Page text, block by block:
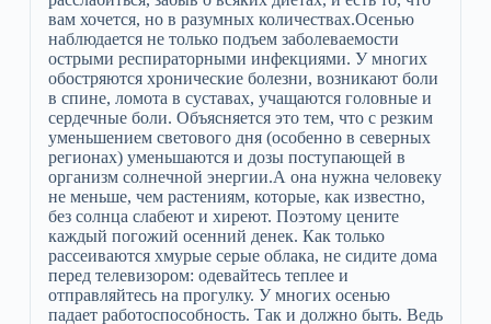
вам хочется, но в разумных количествах.Осенью
наблюдается не только подъем заболеваемости
острыми респираторными инфекциями. У многих
обостряются хронические болезни, возникают боли
в спине, ломота в суставах, учащаются головные и
сердечные боли. Объясняется это тем, что с резким
уменьшением светового дня (особенно в северных
регионах) уменьшаются и дозы поступающей в
организм солнечной энергии.А она нужна человеку
не меньше, чем растениям, которые, как известно,
без солнца слабеют и хиреют. Поэтому цените
каждый погожий осенний денек. Как только
рассеиваются хмурые серые облака, не сидите дома
перед телевизором: одевайтесь теплее и
отправляйтесь на прогулку. У многих осенью
падает работоспособность. Так и должно быть. Ведь